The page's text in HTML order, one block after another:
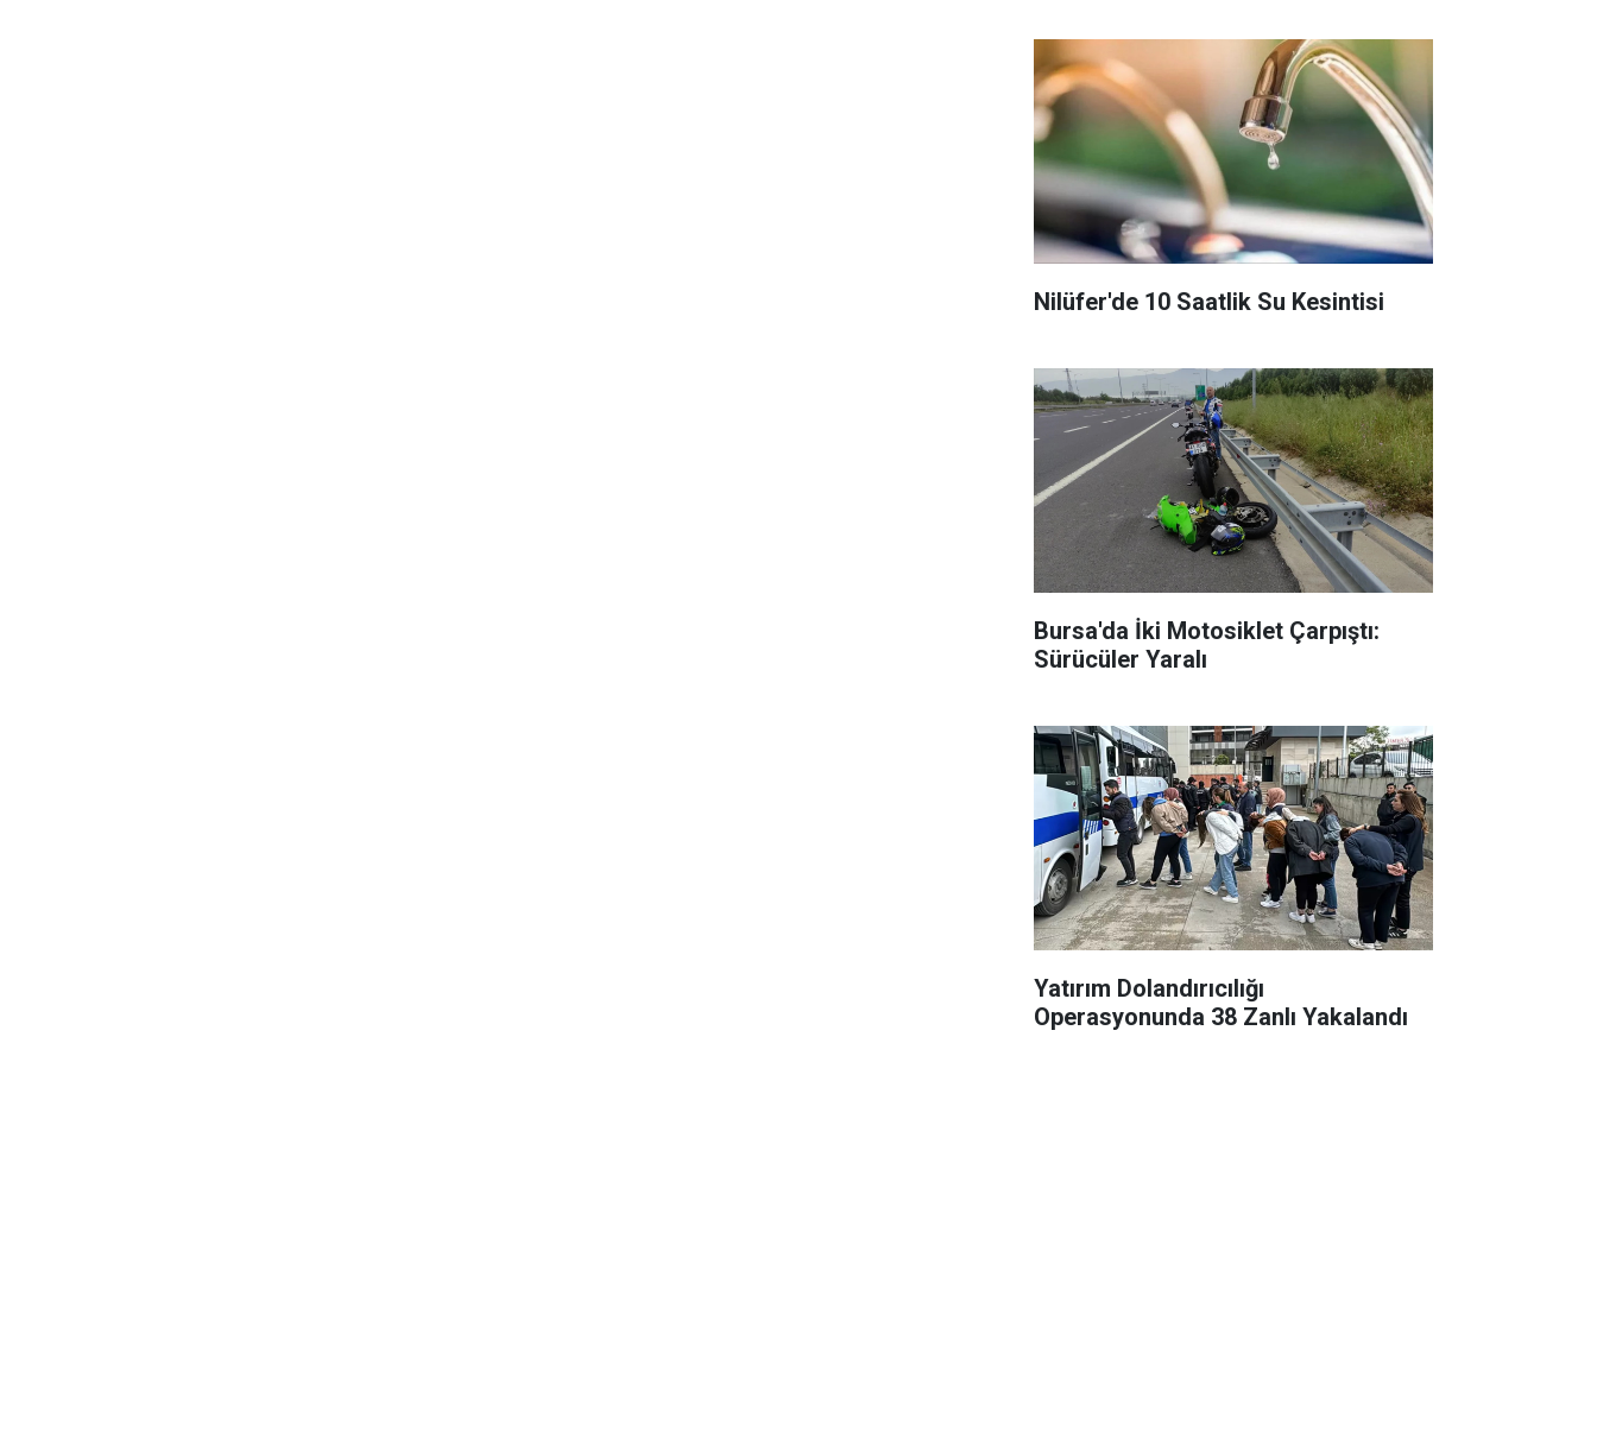
Nilüfer'de 10 Saatlik Su Kesintisi
Bursa'da İki Motosiklet Çarpıştı:
Sürücüler Yaralı
Yatırım Dolandırıcılığı
Operasyonunda 38 Zanlı Yakalandı